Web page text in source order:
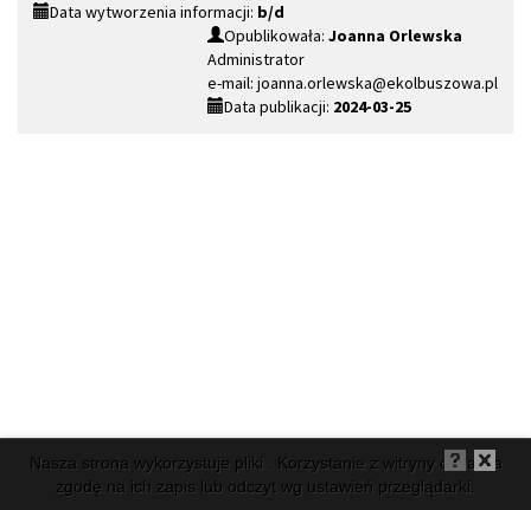
Data wytworzenia informacji: b/d
Opublikowała: Joanna Orlewska
Administrator
e-mail: joanna.orlewska@ekolbuszowa.pl
Data publikacji: 2024-03-25
Nasza strona wykorzystuje pliki . Korzystanie z witryny oznacza
zgodę na ich zapis lub odczyt wg ustawień przeglądarki.